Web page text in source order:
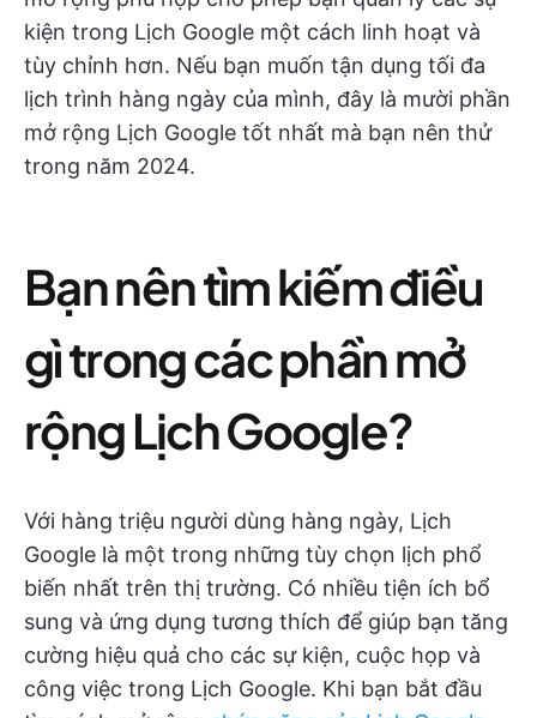
kiện trong Lịch Google một cách linh hoạt và
tùy chỉnh hơn. Nếu bạn muốn tận dụng tối đa
lịch trình hàng ngày của mình, đây là mười phần
mở rộng Lịch Google tốt nhất mà bạn nên thử
trong năm 2024.
Bạn nên tìm kiếm điều
gì trong các phần mở
rộng Lịch Google?
Với hàng triệu người dùng hàng ngày, Lịch
Google là một trong những tùy chọn lịch phổ
biến nhất trên thị trường. Có nhiều tiện ích bổ
sung và ứng dụng tương thích để giúp bạn tăng
cường hiệu quả cho các sự kiện, cuộc họp và
công việc trong Lịch Google. Khi bạn bắt đầu